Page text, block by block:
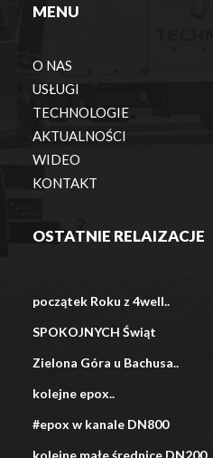
MENU
O NAS
USŁUGI
TECHNOLOGIE
AKTUALNOŚCI
WIDEO
KONTAKT
OSTATNIE RELAIZACJE
początek Roku z 4well..
SPOKOJNYCH Świąt
Zielona Góra u Bachusa..
kolejne epox..
#epox w kanale DN800
kolejne małe średnice DN200..